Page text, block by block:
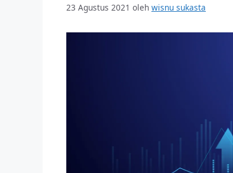
23 Agustus 2021 oleh wisnu sukasta